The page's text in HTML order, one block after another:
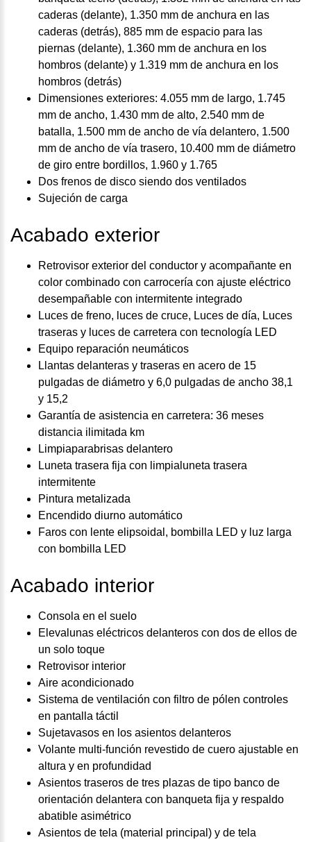
caderas (delante), 1.350 mm de anchura en las
caderas (detrás), 885 mm de espacio para las
piernas (delante), 1.360 mm de anchura en los
hombros (delante) y 1.319 mm de anchura en los
hombros (detrás)
Dimensiones exteriores: 4.055 mm de largo, 1.745
mm de ancho, 1.430 mm de alto, 2.540 mm de
batalla, 1.500 mm de ancho de vía delantero, 1.500
mm de ancho de vía trasero, 10.400 mm de diámetro
de giro entre bordillos, 1.960 y 1.765
Dos frenos de disco siendo dos ventilados
Sujeción de carga
Acabado exterior
Retrovisor exterior del conductor y acompañante en
color combinado con carrocería con ajuste eléctrico
desempañable con intermitente integrado
Luces de freno, luces de cruce, Luces de día, Luces
traseras y luces de carretera con tecnología LED
Equipo reparación neumáticos
Llantas delanteras y traseras en acero de 15
pulgadas de diámetro y 6,0 pulgadas de ancho 38,1
y 15,2
Garantía de asistencia en carretera: 36 meses
distancia ilimitada km
Limpiaparabrisas delantero
Luneta trasera fija con limpialuneta trasera
intermitente
Pintura metalizada
Encendido diurno automático
Faros con lente elipsoidal, bombilla LED y luz larga
con bombilla LED
Acabado interior
Consola en el suelo
Elevalunas eléctricos delanteros con dos de ellos de
un solo toque
Retrovisor interior
Aire acondicionado
Sistema de ventilación con filtro de pólen controles
en pantalla táctil
Sujetavasos en los asientos delanteros
Volante multi-función revestido de cuero ajustable en
altura y en profundidad
Asientos traseros de tres plazas de tipo banco de
orientación delantera con banqueta fija y respaldo
abatible asimétrico
Asientos de tela (material principal) y de tela